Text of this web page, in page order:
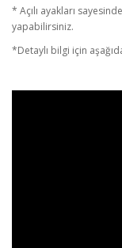
* Açılı ayakları
yapabilirsiniz.
*Detaylı bilgi için